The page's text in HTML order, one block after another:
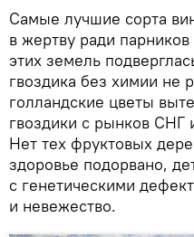
Самые лучшие сорта
в жертву ради
этих земель
гвоздика без химии не
голландские цветы
гвоздики с рынков СНГ
Нет тех фруктовых
здоровье подорвано,
с генетическими
и невежество.